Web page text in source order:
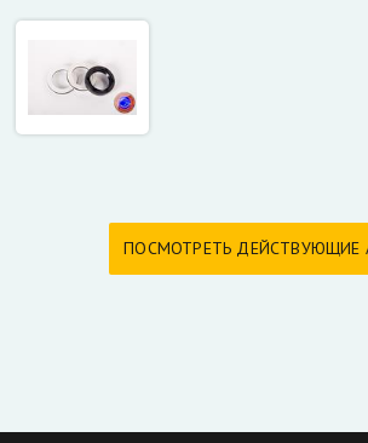
ПОСМОТРЕТЬ ДЕЙСТВУЮЩИЕ